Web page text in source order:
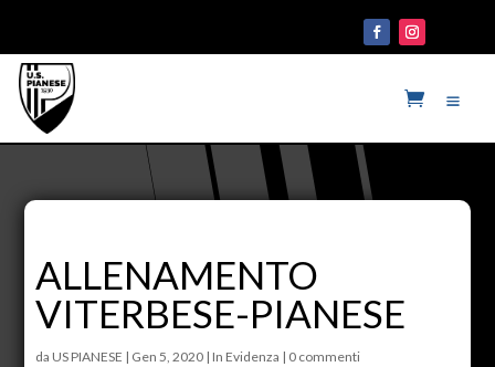
ALLENAMENTO
VITERBESE-PIANESE
da US PIANESE | Gen 5, 2020 | In Evidenza | 0 commenti